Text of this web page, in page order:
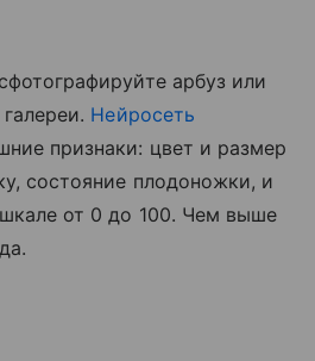
арбуз или
Нейросеть
признаки: цвет и размер
состояние плодоножки, и
от 0 до 100. Чем выше